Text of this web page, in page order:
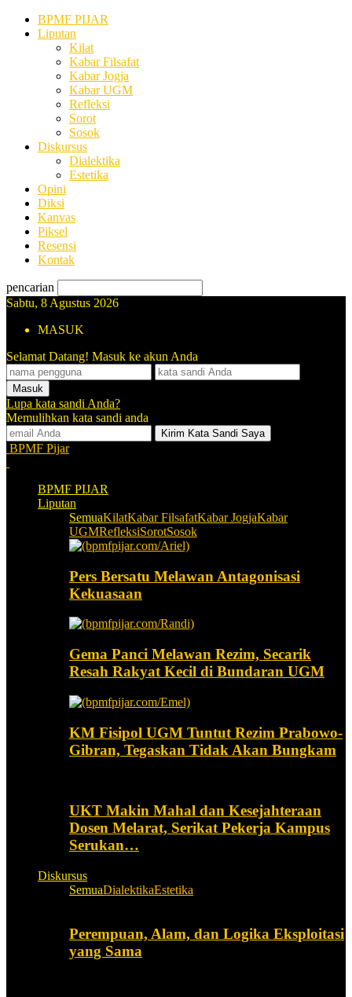
BPMF PIJAR
Liputan
Kilat
Kabar Filsafat
Kabar Jogja
Kabar UGM
Refleksi
Sorot
Sosok
Diskursus
Dialektika
Estetika
Opini
Diksi
Kanvas
Piksel
Resensi
Kontak
pencarian
Sabtu, 8 Agustus 2026
MASUK
Selamat Datang! Masuk ke akun Anda
Lupa kata sandi Anda?
Memulihkan kata sandi anda
BPMF Pijar
BPMF PIJAR
Liputan
SemuaKilatKabar FilsafatKabar JogjaKabar
UGMRefleksiSorotSosok
Pers Bersatu Melawan Antagonisasi
Kekuasaan
Gema Panci Melawan Rezim, Secarik
Resah Rakyat Kecil di Bundaran UGM
KM Fisipol UGM Tuntut Rezim Prabowo-
Gibran, Tegaskan Tidak Akan Bungkam
UKT Makin Mahal dan Kesejahteraan
Dosen Melarat, Serikat Pekerja Kampus
Serukan…
Diskursus
SemuaDialektikaEstetika
Perempuan, Alam, dan Logika Eksploitasi
yang Sama